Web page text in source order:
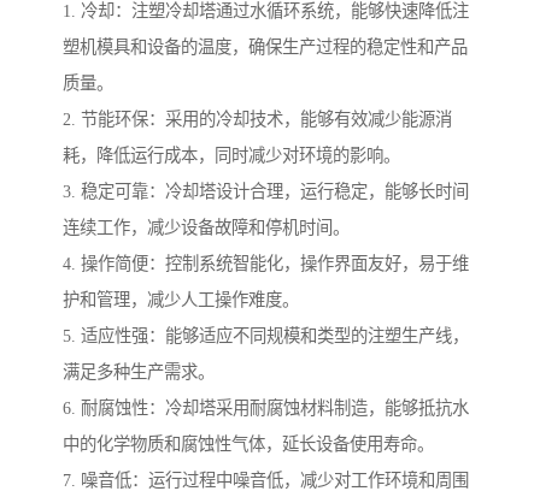
1. 冷却：注塑冷却塔通过水循环系统，能够快速降低注
塑机模具和设备的温度，确保生产过程的稳定性和产品
质量。
2. 节能环保：采用的冷却技术，能够有效减少能源消
耗，降低运行成本，同时减少对环境的影响。
3. 稳定可靠：冷却塔设计合理，运行稳定，能够长时间
连续工作，减少设备故障和停机时间。
4. 操作简便：控制系统智能化，操作界面友好，易于维
护和管理，减少人工操作难度。
5. 适应性强：能够适应不同规模和类型的注塑生产线，
满足多种生产需求。
6. 耐腐蚀性：冷却塔采用耐腐蚀材料制造，能够抵抗水
中的化学物质和腐蚀性气体，延长设备使用寿命。
7. 噪音低：运行过程中噪音低，减少对工作环境和周围